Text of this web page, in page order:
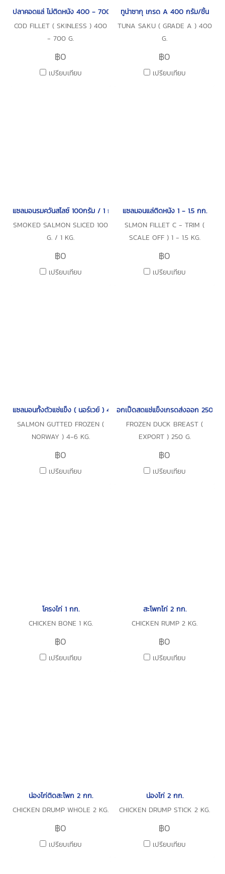
ปลาคอดแล่ ไม่ติดหนัง 400 - 700 กรัม
COD FILLET ( SKINLESS ) 400
- 700 G.
฿0
เปรียบเทียบ
ทูน่าซากุ เกรด A 400 กรัม/ชิ้น
TUNA SAKU ( GRADE A ) 400
G.
฿0
เปรียบเทียบ
แซลมอนรมควันสไลซ์ 100กรัม / 1 กก.
SMOKED SALMON SLICED 100
G. / 1 KG.
฿0
เปรียบเทียบ
แซลมอนแล่ติดหนัง 1 - 1.5 กก.
SLMON FILLET C - TRIM (
SCALE OFF ) 1 - 1.5 KG.
฿0
เปรียบเทียบ
แซลมอนทั้งตัวแช่แข็ง ( นอร์เวย์ ) 4-6 กก.
SALMON GUTTED FROZEN (
NORWAY ) 4-6 KG.
฿0
เปรียบเทียบ
อกเป็ดสดแช่แข็งเกรดส่งออก 250 ก
FROZEN DUCK BREAST (
EXPORT ) 250 G.
฿0
เปรียบเทียบ
โครงไก่ 1 กก.
CHICKEN BONE 1 KG.
฿0
เปรียบเทียบ
สะโพกไก่ 2 กก.
CHICKEN RUMP 2 KG.
฿0
เปรียบเทียบ
น่องไก่ติดสะโพก 2 กก.
CHICKEN DRUMP WHOLE 2 KG.
฿0
เปรียบเทียบ
น่องไก่ 2 กก.
CHICKEN DRUMP STICK 2 KG.
฿0
เปรียบเทียบ